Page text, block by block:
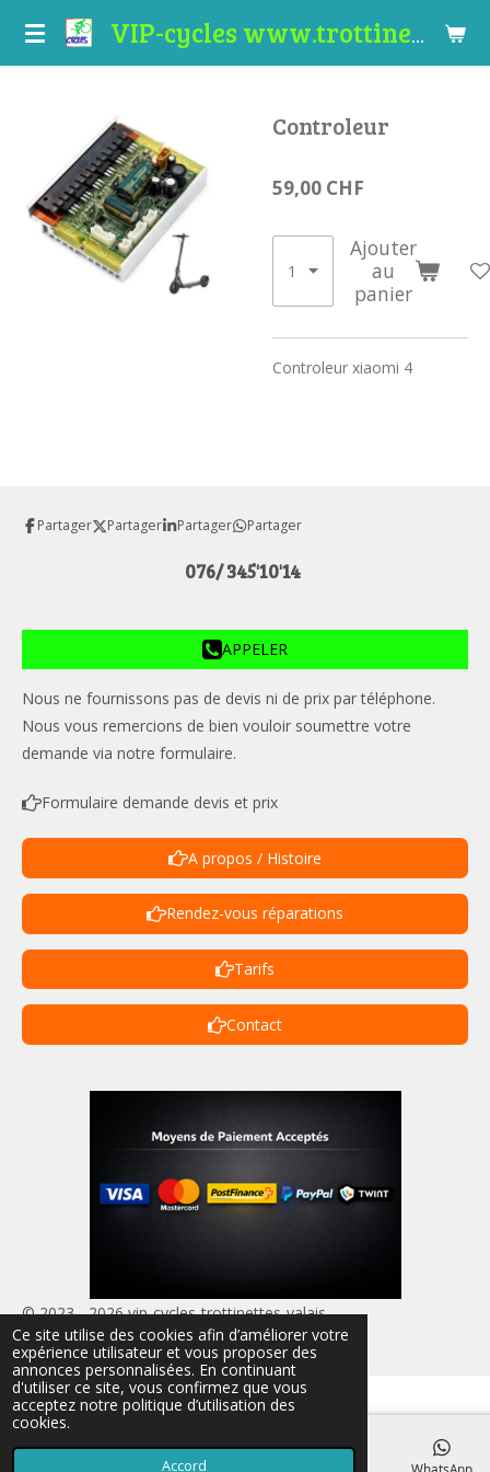
Ce site utilise des cookies afin d’améliorer votre
expérience utilisateur et vous proposer des
annonces personnalisées. En continuant
d'utiliser ce site, vous confirmez que vous
acceptez notre politique d’utilisation des
cookies.
Accord
Passer
VIP-cycles www.trottinettes-valais.ch
Controleur
59,00 CHF
Ajouter
au
panier
Controleur xiaomi 4
Partager Partager Partager Partager
076/ 345'10'14
APPELER
Nous ne fournissons pas de devis ni de prix par téléphone.
Nous vous remercions de bien vouloir soumettre votre
demande via notre formulaire.
Formulaire demande devis et prix
A propos / Histoire
Rendez-vous réparations
Tarifs
Contact
© 2023 - 2026 vip-cycles-trottinettes-valais
Propulsé par Webador